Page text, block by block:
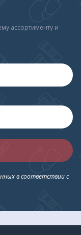
ассортименту и
в соответствии с